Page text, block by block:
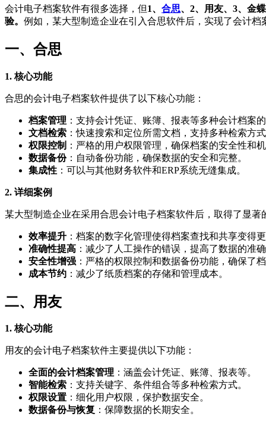
会计电子档案软件有很多选择，但1、 合思、2、用友、3、金
验。 例如，某大型制造企业在引入合思软件后，实现了会计
一、合思
1. 核心功能
合思的会计电子档案软件提供了以下核心功能：
档案管理 ：支持会计凭证、账簿、报表等多种会计档案
文档检索 ：快速搜索和定位所需文档，支持多种检索方
权限控制 ：严格的用户权限管理，确保档案的安全性和
数据备份：自动备份功能，确保数据的安全和完整。
集成性 ：可以与其他财务软件和ERP系统无缝集成。
2. 详细案例
某大型制造企业在采用合思会计电子档案软件后，取得了显
效率提升 ：档案的数字化管理使得档案查找和共享变得
准确性提高 ：减少了人工操作的错误，提高了数据的准
安全性增强 ：严格的权限控制和数据备份功能，确保了
成本节约 ：减少了纸质档案的存储和管理成本。
二、用友
1. 核心功能
用友的会计电子档案软件主要提供以下功能：
全面的会计档案管理 ：涵盖会计凭证、账簿、报表等。
智能检索 ：支持关键字、条件组合等多种检索方式。
权限设置 ：细化用户权限，保护数据安全。
数据备份与恢复 ：保障数据的长期安全。